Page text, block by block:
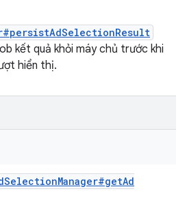
kết quả khỏi máy chủ trước khi
hiển thị.
SelectionManager#getAd